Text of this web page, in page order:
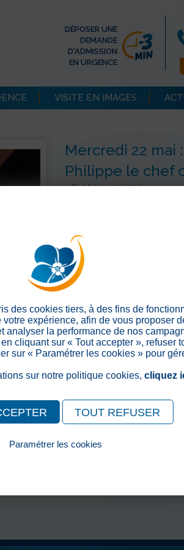
DÉPOSER UNE
DEMANDE
D'ADMISSION
EN URGENCE
VISITE EN IMAGES
Mercredi 22 mai
Philippe le chef
>Publié le 23/05/2019
Mercredi 22 mai après-
Philippe une tarte à la
résidents le matin même
Nous avons eu beaucoup
équeuter, couper tous
à base de sablé et de
Les produits ont été
les résidents.
Nous avons donné le
> Retour aux actualités
Partager sur les réseaux
des cookies tiers, à des fins de
expérience, afin de vous proposer
analyser la performance de nos
cliquant sur « Tout accepter », refuser
sur « Paramétrer les cookies » pour
sur notre politique cookies,cliquez
TOUT REFUSER
Paramétrer les cookies